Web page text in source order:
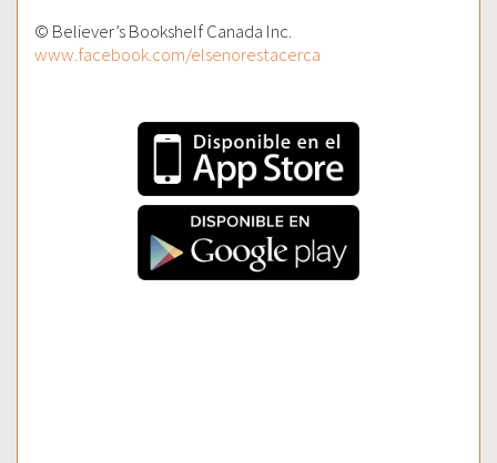
© Believer’s Bookshelf Canada Inc.
www.facebook.com/elsenorestacerca